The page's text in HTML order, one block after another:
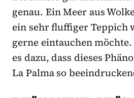
genau. Ein Meer aus
ein sehr fluffiger Teppich
gerne eintauchen
es dazu, dass dieses
La Palma so